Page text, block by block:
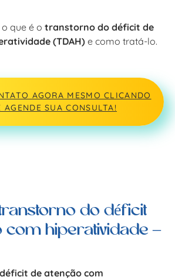
o que é otranstorno do déficit de
(TDAH) e como tratá-lo.
AGORA MESMO CLICANDO
AGENDE SUA CONSULTA!
do déficit
com hiperatividade –
de atenção com